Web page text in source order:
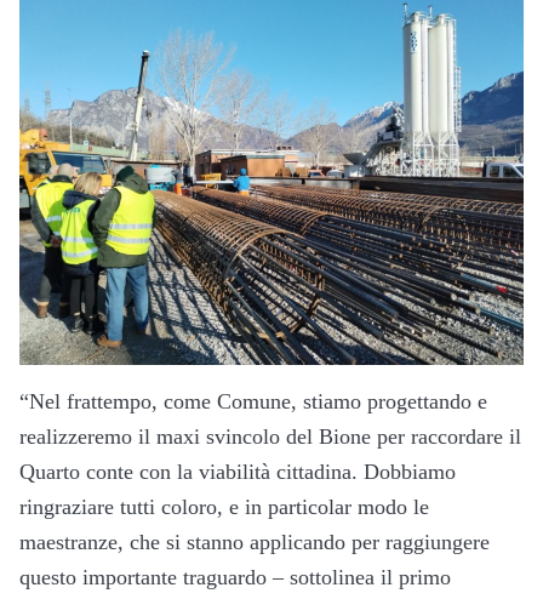
“Nel frattempo, come Comune, stiamo progettando e
realizzeremo il maxi svincolo del Bione per raccordare il
Quarto conte con la viabilità cittadina. Dobbiamo
ringraziare tutti coloro, e in particolar modo le
maestranze, che si stanno applicando per raggiungere
questo importante traguardo – sottolinea il primo